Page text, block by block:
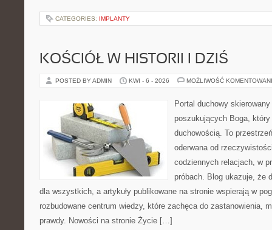
CATEGORIES: IMPLANTY
KOŚCIÓŁ W HISTORII I DZIŚ
POSTED BY ADMIN KWI - 6 - 2026 MOŻLIWOŚĆ
Portal duchowy
poszukujących Boga, który
duchowością. To
oderwana od
codziennych relacjach, w
próbach. Blog ukazuje, że
dla wszystkich, a artykuły publikowane na stronie wspierają w
rozbudowane centrum wiedzy, które zachęca do zastanowienia,
prawdy. Nowości na stronie Życie […]